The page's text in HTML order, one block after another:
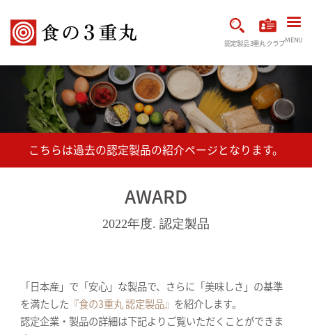
認定製品3重丸クラブMENU
AWARD
2022年度. 認定製品
「日本産」で「安心」な製品で、さらに「美味しさ」の基準
を満たした 『食の3重丸 認定製品』 を紹介します。
認定企業・製品の詳細は下記よりご覧いただくことができま